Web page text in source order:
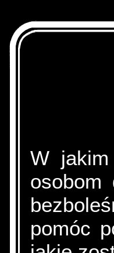
W jakim
osobom
pomóc